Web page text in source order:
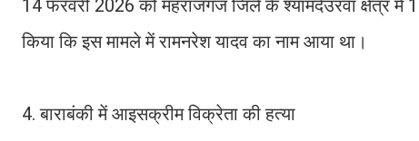
14 फरवरी 2026 को महराजगंज जिले के श्यामदेउरवा क्षेत्र में
किया कि इस मामले में रामनरेश यादव का नाम आया था।
4. बाराबंकी में आइसक्रीम विक्रेता की हत्या